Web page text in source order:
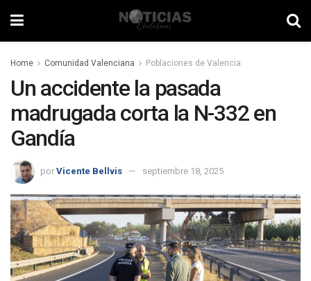
Home Comunidad Valenciana Poblaciones de Valencia
Un accidente la pasada
madrugada corta la N-332 en
Gandía
por Vicente Bellvis septiembre 18, 2025